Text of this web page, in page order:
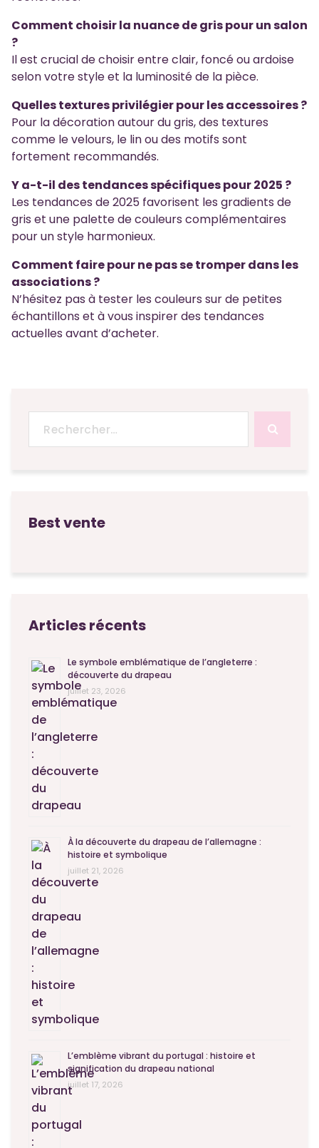
Comment choisir la nuance de gris pour un salon
?
Il est crucial de choisir entre clair, foncé ou ardoise
selon votre style et la luminosité de la pièce.
Quelles textures privilégier pour les accessoires ?
Pour la décoration autour du gris, des textures
comme le velours, le lin ou des motifs sont
fortement recommandés.
Y a-t-il des tendances spécifiques pour 2025 ?
Les tendances de 2025 favorisent les gradients de
gris et une palette de couleurs complémentaires
pour un style harmonieux.
Comment faire pour ne pas se tromper dans les
associations ?
N’hésitez pas à tester les couleurs sur de petites
échantillons et à vous inspirer des tendances
actuelles avant d’acheter.
pour :
Best vente
Articles récents
Le symbole emblématique de l’angleterre :
découverte du drapeau
juillet 23, 2026
À la découverte du drapeau de l’allemagne :
histoire et symbolique
juillet 21, 2026
L’emblème vibrant du portugal : histoire et
signification du drapeau national
juillet 17, 2026